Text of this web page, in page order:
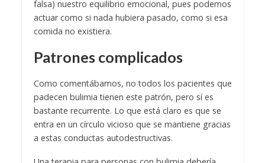
falsa) nuestro equilibrio emocional, pues podemos
actuar como si nada hubiera pasado, como si esa
comida no existiera.
Patrones complicados
Como comentábamos, no todos los pacientes que
padecen bulimia tienen este patrón, pero sí es
bastante recurrente. Lo que está claro es que se
entra en un círculo vicioso que se mantiene gracias
a estas conductas autodestructivas.